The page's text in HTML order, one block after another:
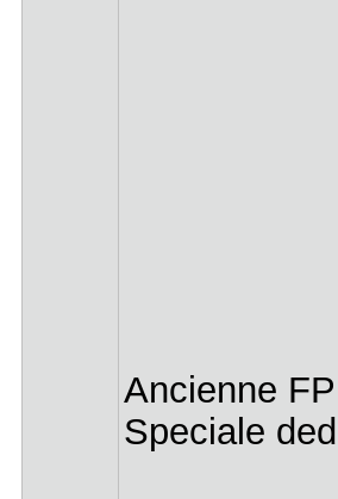
Ancienne
Speciale